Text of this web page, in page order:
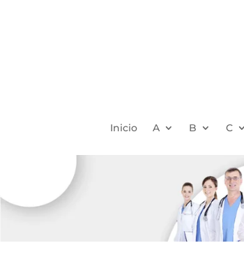
Inicio A B C